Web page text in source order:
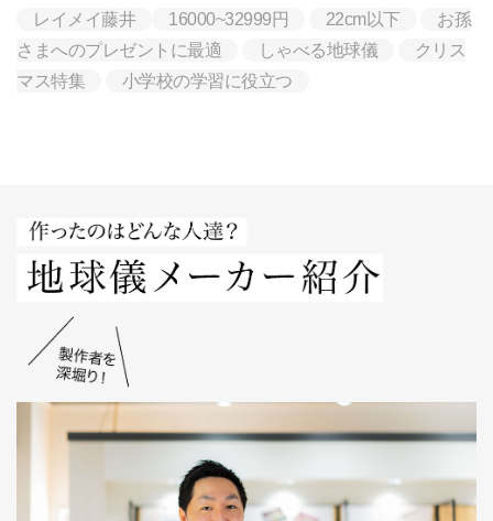
レイメイ藤井 16000~32999円 22cm以下
お孫
さまへのプレゼントに最適
しゃべる地球儀
クリス
マス特集
小学校の学習に役立つ